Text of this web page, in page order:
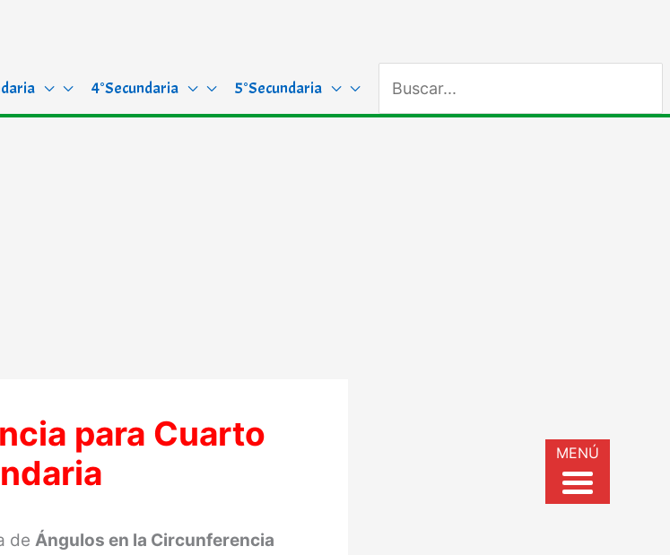
4°Secundaria 5°Secundaria
por:
para Cuarto
de Ángulos en la Circunferencia
MENÚ